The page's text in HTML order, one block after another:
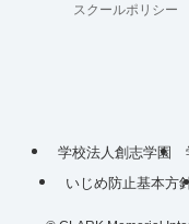
スクールポリシー
学校法人創志学園
いじめ防止基本方